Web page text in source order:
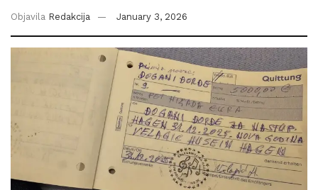
Objavila Redakcija January 3, 2026